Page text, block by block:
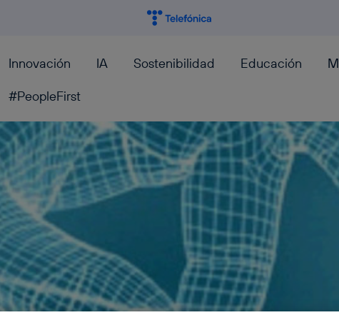
Innovación IA Sostenibilidad Educación
#PeopleFirst